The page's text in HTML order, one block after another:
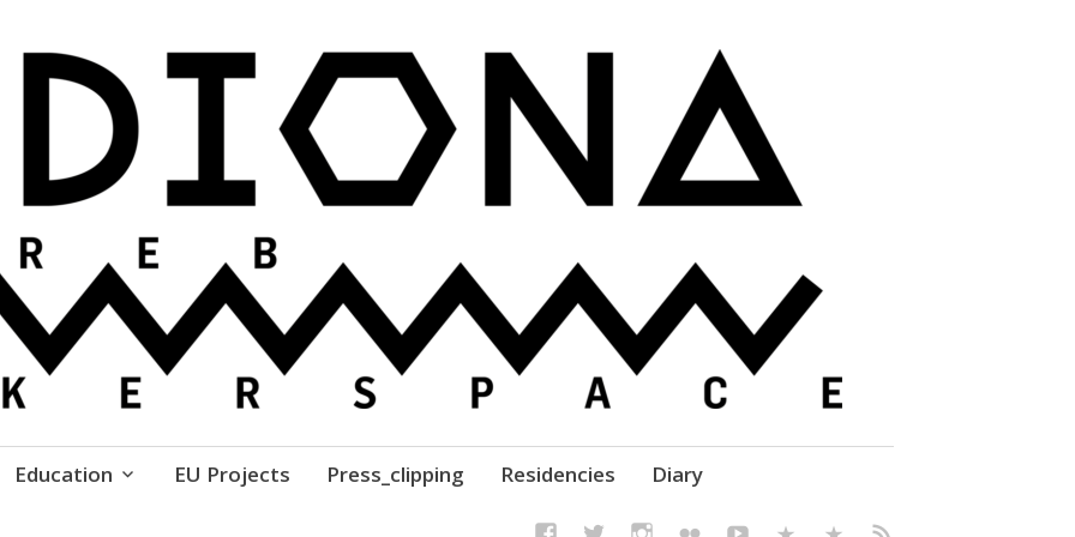
Education EU Projects Press_clipping Residencies Diary